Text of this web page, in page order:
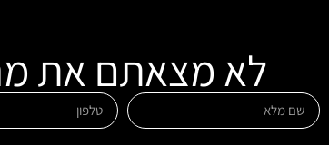
לא מצאתם את